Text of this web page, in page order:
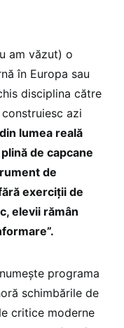
am văzut) o
în Europa sau
disciplina către
azi
lumea reală
de capcane
de
exerciții de
elevii rămân
programa
schimbările de
critice moderne